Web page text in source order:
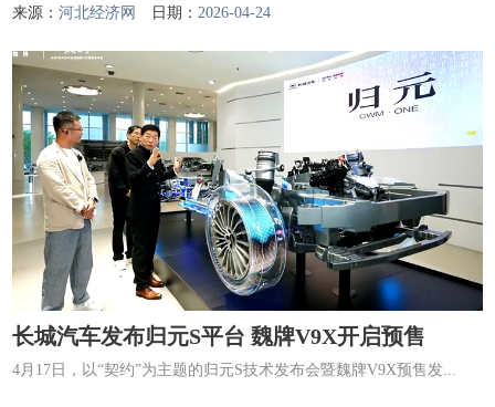
来源：河北经济网 日期：2026-04-24
长城汽车发布归元S平台 魏牌V9X开启预售
4月17日，以“契约”为主题的归元S技术发布会暨魏牌V9X预售发...